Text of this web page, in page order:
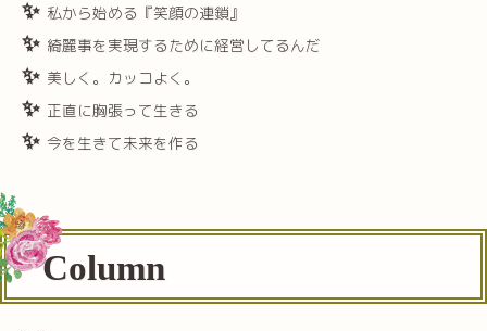
私から始める『笑顔の連鎖』
綺麗事を実現するために経営してるんだ
美しく。カッコよく。
正直に胸張って生きる
今を生きて未来を作る
Column